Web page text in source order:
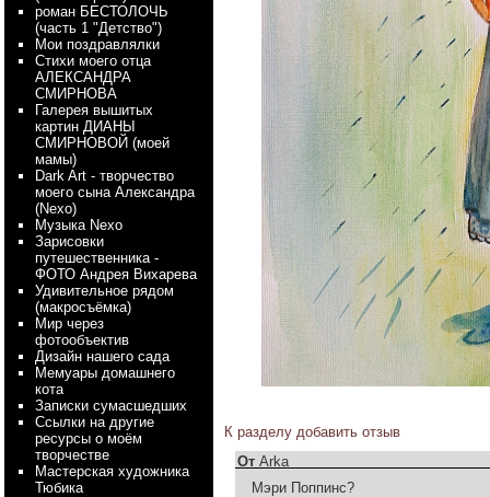
роман БЕСТОЛОЧЬ
(часть 1 "Детство")
Мои поздравлялки
Стихи моего отца
АЛЕКСАНДРА
СМИРНОВА
Галерея вышитых
картин ДИАНЫ
СМИРНОВОЙ (моей
мамы)
Dark Art - творчество
моего сына Александра
(Nexo)
Myзыка Nexo
Зарисовки
путешественника -
ФОТО Андрея Вихарева
Удивительное рядом
(макросъёмка)
Мир через
фотообъектив
Дизайн нашего сада
Мемуары домашнего
кота
Записки сумасшедших
Ссылки на другие
ресурсы о моём
творчестве
Мастерская художника
Тюбика
К разделу добавить отзыв
От Arka
Мэри Поппинс?